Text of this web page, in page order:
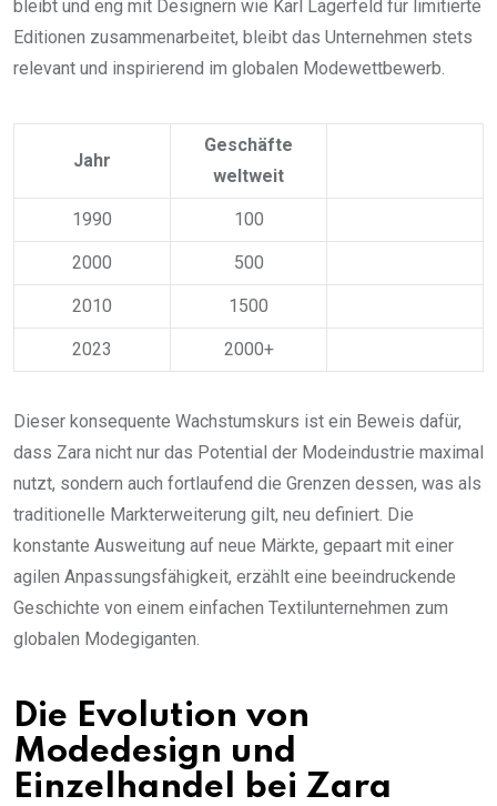
bleibt und eng mit Designern wie Karl Lagerfeld für limitierte
Editionen zusammenarbeitet, bleibt das Unternehmen stets
relevant und inspirierend im globalen Modewettbewerb.
Jahr
Geschäfte
weltweit
1990 100
2000 500
2010 1500
2023 2000+
Dieser konsequente Wachstumskurs ist ein Beweis dafür,
dass Zara nicht nur das Potential der Modeindustrie maximal
nutzt, sondern auch fortlaufend die Grenzen dessen, was als
traditionelle Markterweiterung gilt, neu definiert. Die
konstante Ausweitung auf neue Märkte, gepaart mit einer
agilen Anpassungsfähigkeit, erzählt eine beeindruckende
Geschichte von einem einfachen Textilunternehmen zum
globalen Modegiganten.
Die Evolution von
Modedesign und
Einzelhandel bei Zara